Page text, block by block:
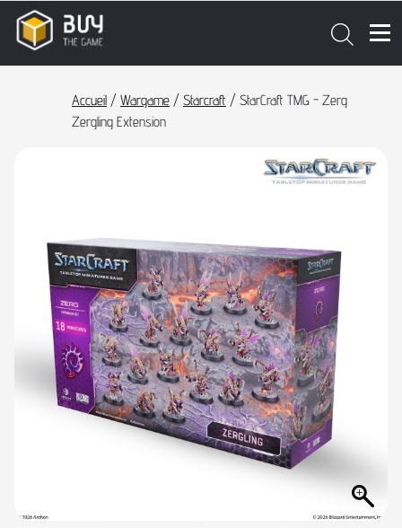
Accueil / Wargame / Starcraft / StarCraft TMG - Zerg
Zergling Extension